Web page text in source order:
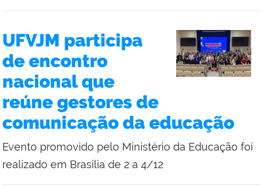
UFVJM participa
de encontro
nacional que
reúne gestores de
comunicação da educação
Evento promovido pelo Ministério da Educação foi
realizado em Brasília de 2 a 4/12